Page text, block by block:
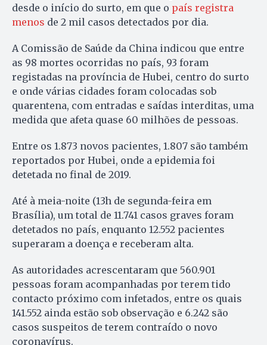
desde o início do surto, em que o país registra
menos de 2 mil casos detectados por dia.
A Comissão de Saúde da China indicou que entre
as 98 mortes ocorridas no país, 93 foram
registadas na província de Hubei, centro do surto
e onde várias cidades foram colocadas sob
quarentena, com entradas e saídas interditas, uma
medida que afeta quase 60 milhões de pessoas.
Entre os 1.873 novos pacientes, 1.807 são também
reportados por Hubei, onde a epidemia foi
detetada no final de 2019.
Até à meia-noite (13h de segunda-feira em
Brasília), um total de 11.741 casos graves foram
detetados no país, enquanto 12.552 pacientes
superaram a doença e receberam alta.
As autoridades acrescentaram que 560.901
pessoas foram acompanhadas por terem tido
contacto próximo com infetados, entre os quais
141.552 ainda estão sob observação e 6.242 são
casos suspeitos de terem contraído o novo
coronavírus.